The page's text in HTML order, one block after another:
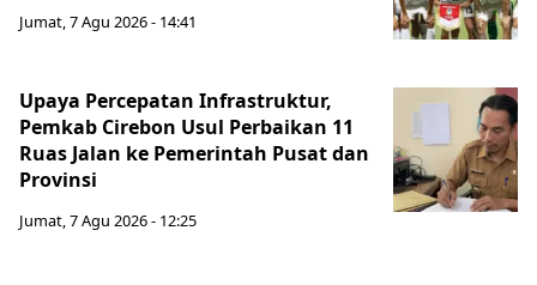
Jumat, 7 Agu 2026 - 14:41
Upaya Percepatan Infrastruktur,
Pemkab Cirebon Usul Perbaikan 11
Ruas Jalan ke Pemerintah Pusat dan
Provinsi
Jumat, 7 Agu 2026 - 12:25